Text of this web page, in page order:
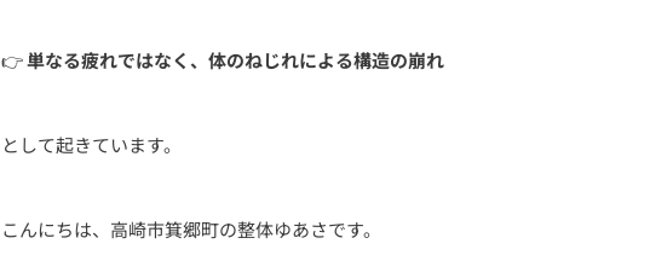
👉単なる疲れではなく、体のねじれによる構造の崩れ
として起きています。
こんにちは、高崎市箕郷町の整体ゆあさです。